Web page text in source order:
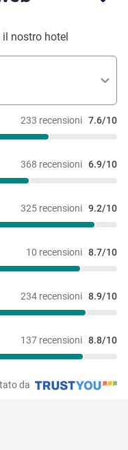
nostro hotel
233 recensioni 7.6/10
368 recensioni 6.9/10
325 recensioni 9.2/10
10 recensioni 8.7/10
234 recensioni 8.9/10
137 recensioni 8.8/10
da